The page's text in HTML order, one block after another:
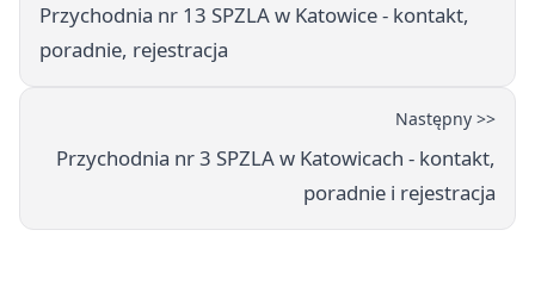
Przychodnia nr 13 SPZLA w Katowice - kontakt,
poradnie, rejestracja
Następny >>
Przychodnia nr 3 SPZLA w Katowicach - kontakt,
poradnie i rejestracja